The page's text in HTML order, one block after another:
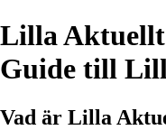
Lilla
Guide till
Vad är Lilla